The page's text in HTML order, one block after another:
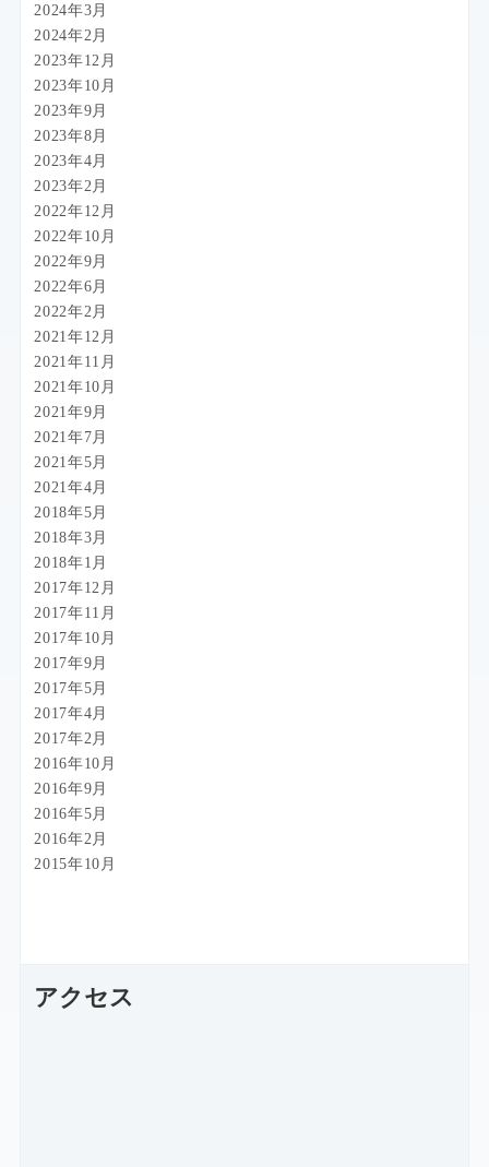
2024年3月
2024年2月
2023年12月
2023年10月
2023年9月
2023年8月
2023年4月
2023年2月
2022年12月
2022年10月
2022年9月
2022年6月
2022年2月
2021年12月
2021年11月
2021年10月
2021年9月
2021年7月
2021年5月
2021年4月
2018年5月
2018年3月
2018年1月
2017年12月
2017年11月
2017年10月
2017年9月
2017年5月
2017年4月
2017年2月
2016年10月
2016年9月
2016年5月
2016年2月
2015年10月
アクセス